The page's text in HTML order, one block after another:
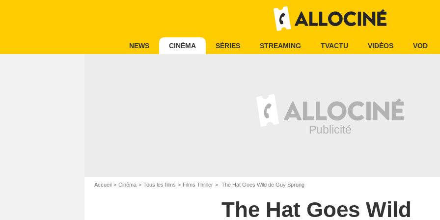
NEWS CINÉMA SÉRIES STREAMING TVACTU VIDÉOS VOD
Accueil Cinéma Tous les films Films Thriller The Hat Goes Wild de Guy Sprung
The Hat Goes Wild